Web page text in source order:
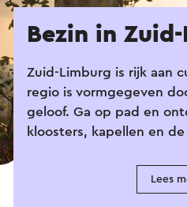
Bezin in
Zuid-Limburg is rijk aan
regio is vormgegeven
geloof. Ga op pad en
kloosters, kapellen en
Lees